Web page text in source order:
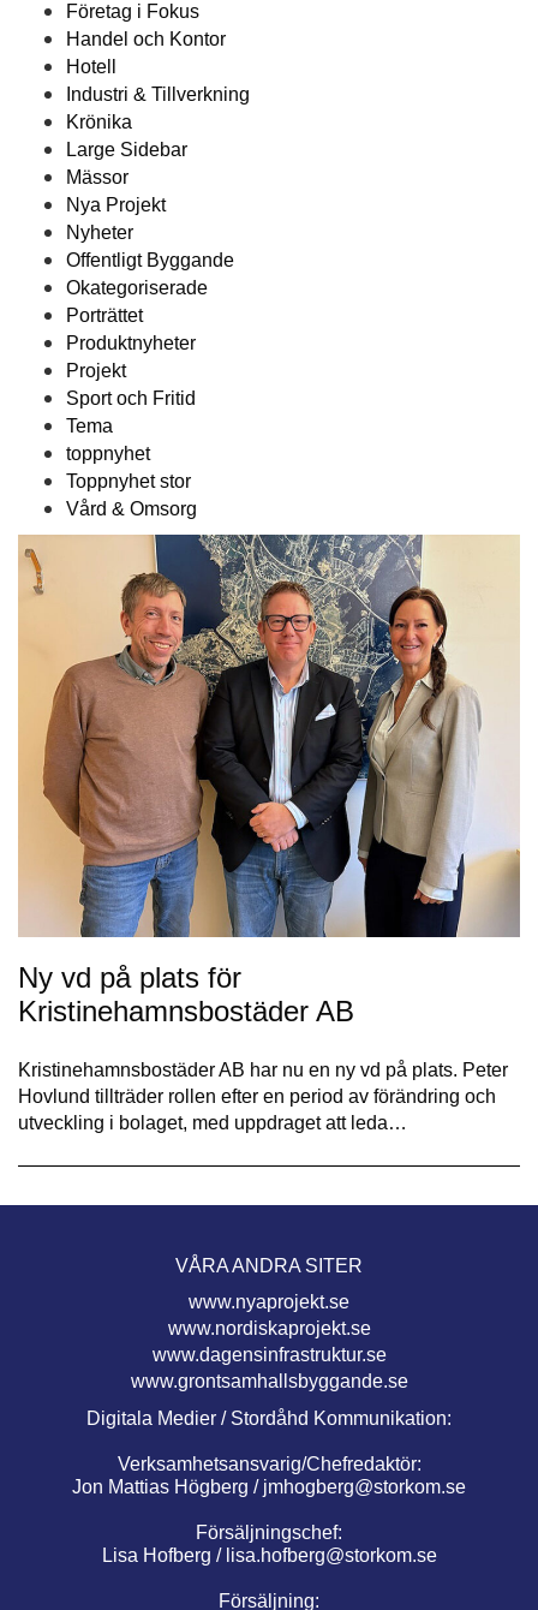
Företag i Fokus
Handel och Kontor
Hotell
Industri & Tillverkning
Krönika
Large Sidebar
Mässor
Nya Projekt
Nyheter
Offentligt Byggande
Okategoriserade
Porträttet
Produktnyheter
Projekt
Sport och Fritid
Tema
toppnyhet
Toppnyhet stor
Vård & Omsorg
Ny vd på plats för
Kristinehamnsbostäder AB
Kristinehamnsbostäder AB har nu en ny vd på plats. Peter
Hovlund tillträder rollen efter en period av förändring och
utveckling i bolaget, med uppdraget att leda…
VÅRA ANDRA SITER
www.nyaprojekt.se
www.nordiskaprojekt.se
www.dagensinfrastruktur.se
www.grontsamhallsbyggande.se
Digitala Medier / Stordåhd Kommunikation:
Verksamhetsansvarig/Chefredaktör:
Jon Mattias Högberg / jmhogberg@storkom.se
Försäljningschef:
Lisa Hofberg / lisa.hofberg@storkom.se
Försäljning: